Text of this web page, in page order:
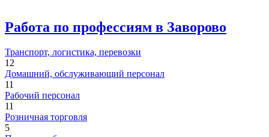
Работа по профессиям в Заворово
Транспорт, логистика, перевозки
12
Домашний, обслуживающий персонал
11
Рабочий персонал
11
Розничная торговля
5